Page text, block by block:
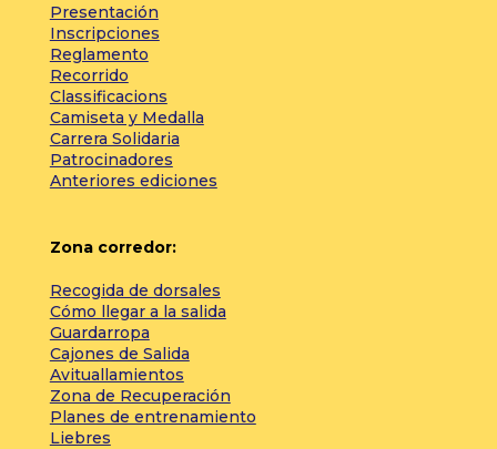
Presentación
Inscripciones
Reglamento
Recorrido
Classificacions
Camiseta y Medalla
Carrera Solidaria
Patrocinadores
Anteriores ediciones
Zona corredor:
Recogida de dorsales
Cómo llegar a la salida
Guardarropa
Cajones de Salida
Avituallamientos
Zona de Recuperación
Planes de entrenamiento
Liebres